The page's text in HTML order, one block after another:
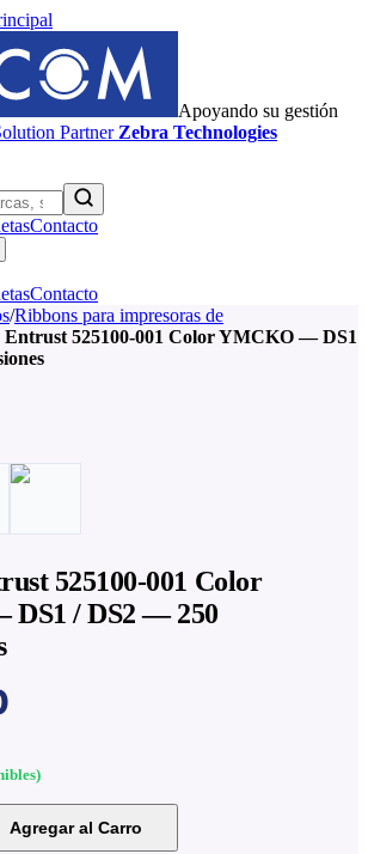
Apoyando su gestión
Partner Zebra Technologies
Contacto
Contacto
/Ribbons para impresoras de
525100-001 Color YMCKO — DS1
525100-001 Color
/ DS2 — 250
Agregar al Carro